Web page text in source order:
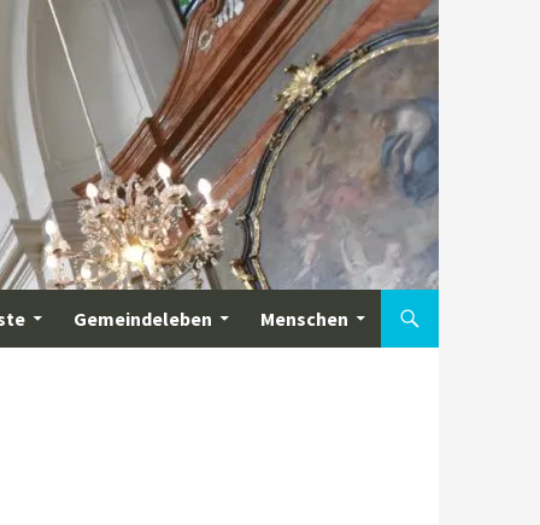
Gemeindeleben Menschen